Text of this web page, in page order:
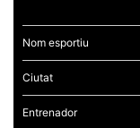
Nom esportiu
Ciutat
Entrenador